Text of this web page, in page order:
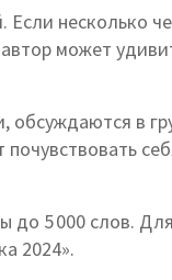
несколько
может
обсуждаются в
до 5 000 слов.
2024».